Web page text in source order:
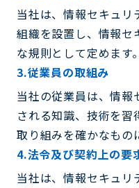
当社は、情報セキュリ
組織を設置し、情報セ
な規則として定めます。
3.従業員の取組み
当社の従業員は、情報
される知識、技術を
取り組みを確かなもの
4.法令及び契約上の要
当社は、情報セキュリ